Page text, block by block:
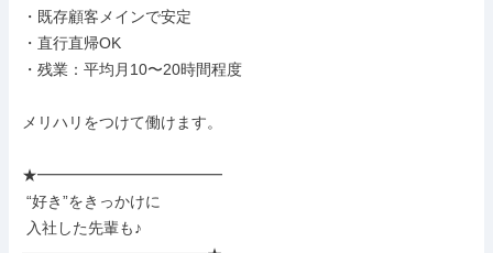
・既存顧客メインで安定
・直行直帰OK
・残業：平均月10〜20時間程度
メリハリをつけて働けます。
★━━━━━━━━━━━━